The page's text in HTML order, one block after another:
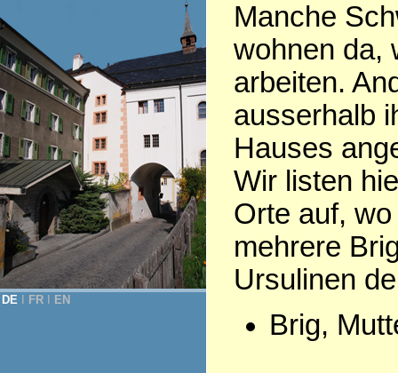
DE FR EN
Manche
wohnen da,
arbeiten.
ausserhalb
Hauses
Wir listen
Orte auf,
mehrere
Ursulinen
Brig,